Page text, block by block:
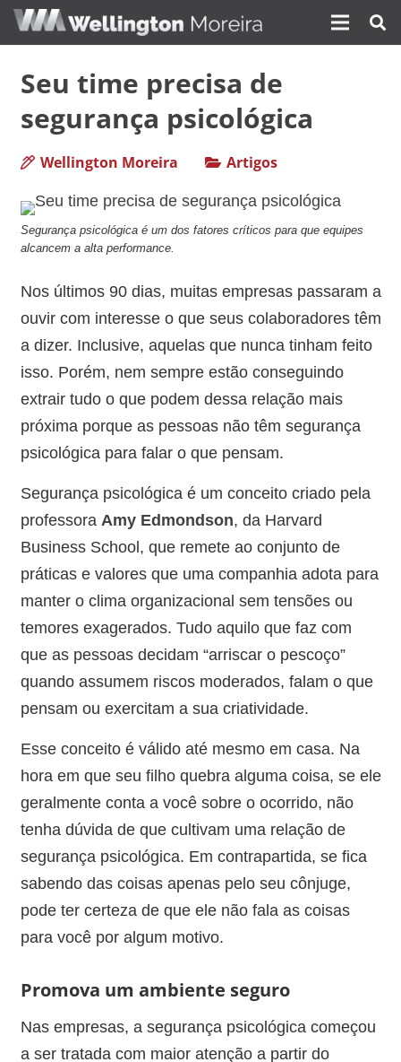
Seu time precisa de
segurança psicológica
Wellington Moreira Artigos
Segurança psicológica é um dos fatores críticos para que equipes
alcancem a alta performance.
Nos últimos 90 dias, muitas empresas passaram a
ouvir com interesse o que seus colaboradores têm
a dizer. Inclusive, aquelas que nunca tinham feito
isso. Porém, nem sempre estão conseguindo
extrair tudo o que podem dessa relação mais
próxima porque as pessoas não têm segurança
psicológica para falar o que pensam.
Segurança psicológica é um conceito criado pela
professora Amy Edmondson, da Harvard
Business School, que remete ao conjunto de
práticas e valores que uma companhia adota para
manter o clima organizacional sem tensões ou
temores exagerados. Tudo aquilo que faz com
que as pessoas decidam “arriscar o pescoço”
quando assumem riscos moderados, falam o que
pensam ou exercitam a sua criatividade.
Esse conceito é válido até mesmo em casa. Na
hora em que seu filho quebra alguma coisa, se ele
geralmente conta a você sobre o ocorrido, não
tenha dúvida de que cultivam uma relação de
segurança psicológica. Em contrapartida, se fica
sabendo das coisas apenas pelo seu cônjuge,
pode ter certeza de que ele não fala as coisas
para você por algum motivo.
Promova um ambiente seguro
Nas empresas, a segurança psicológica começou
a ser tratada com maior atenção a partir do